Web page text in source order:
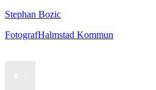
Stephan Bozic
FotografHalmstad Kommun